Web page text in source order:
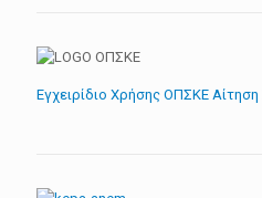
Εγχειρίδιο Χρήσης ΟΠΣΚΕ